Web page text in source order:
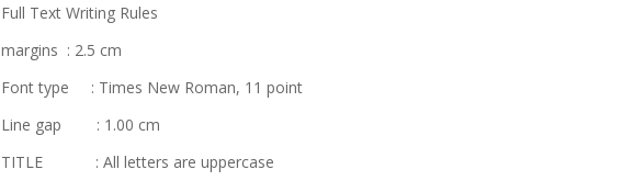
Full Text Writing Rules
margins : 2.5 cm
Font type : Times New Roman, 11 point
Line gap : 1.00 cm
TITLE : All letters are uppercase